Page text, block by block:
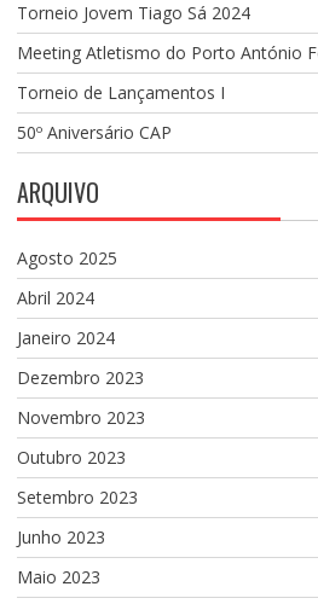
Torneio Jovem Tiago Sá 2024
Meeting Atletismo do Porto António
Torneio de Lançamentos I
50º Aniversário CAP
ARQUIVO
Agosto 2025
Abril 2024
Janeiro 2024
Dezembro 2023
Novembro 2023
Outubro 2023
Setembro 2023
Junho 2023
Maio 2023